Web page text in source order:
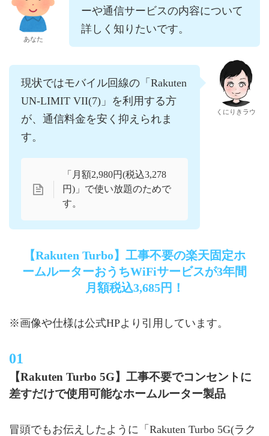
あなた
ーや通信サービスの内容について
詳しく知りたいです。
現状ではモバイル回線の「Rakuten
UN-LIMIT VII(7)」を利用する方
が、通信料金を安く抑えられま
す。
「月額2,980円(税込3,278
円)」で使い放題のためで
す。
くにりきラウ
【Rakuten Turbo】工事不要の楽天固定ホ
ームルーターおうちWiFiサービスが3年間
月額税込3,685円！
※画像や仕様は公式HPより引用しています。
【Rakuten Turbo 5G】工事不要でコンセントに
差すだけで使用可能なホームルーター製品
冒頭でもお伝えしたように「Rakuten Turbo 5G(ラク